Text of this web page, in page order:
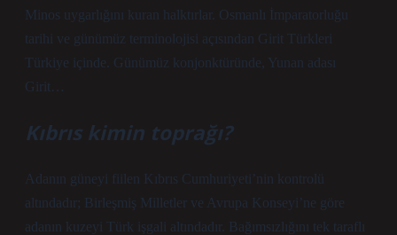
Minos uygarlığını kuran halktırlar. Osmanlı İmparatorluğu
tarihi ve günümüz terminolojisi açısından Girit Türkleri
Türkiye içinde. Günümüz konjonktüründe, Yunan adası
Girit…
Kıbrıs kimin toprağı?
Adanın güneyi fiilen Kıbrıs Cumhuriyeti’nin kontrolü
altındadır; Birleşmiş Milletler ve Avrupa Konseyi’ne göre
adanın kuzeyi Türk işgali altındadır. Bağımsızlığını tek taraflı